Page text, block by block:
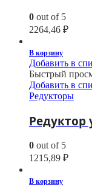
0 out of 5
2264,46 ₽
В корзину
Добавить в
Быстрый
Добавить в
Редукторы
Редуктор
0 out of 5
1215,89 ₽
В корзину